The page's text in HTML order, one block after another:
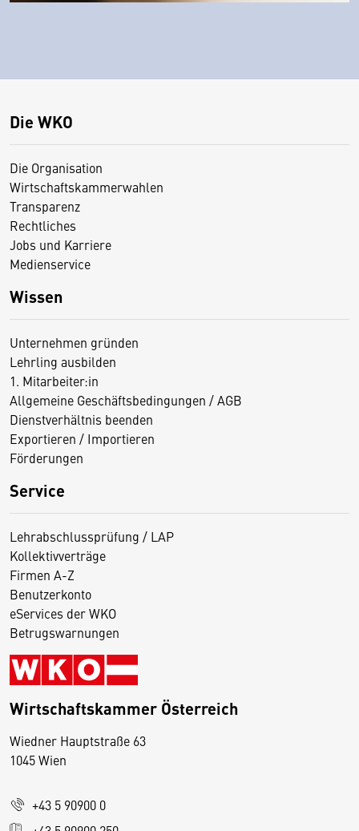
Die WKO
Die Organisation
Wirtschaftskammerwahlen
Transparenz
Rechtliches
Jobs und Karriere
Medienservice
Wissen
Unternehmen gründen
Lehrling ausbilden
1. Mitarbeiter:in
Allgemeine Geschäftsbedingungen / AGB
Dienstverhältnis beenden
Exportieren / Importieren
Förderungen
Service
Lehrabschlussprüfung / LAP
Kollektivverträge
Firmen A-Z
Benutzerkonto
eServices der WKO
Betrugswarnungen
Wirtschaftskammer Österreich
Wiedner Hauptstraße 63
1045 Wien
+43 5 90900 0
D
s